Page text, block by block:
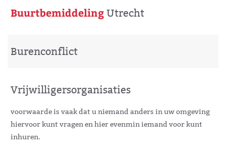
Buurtbemiddeling Utrecht
Burenconflict
Vrijwilligersorganisaties
voorwaarde is vaak dat u niemand anders in uw omgeving
hiervoor kunt vragen en hier evenmin iemand voor kunt
inhuren.